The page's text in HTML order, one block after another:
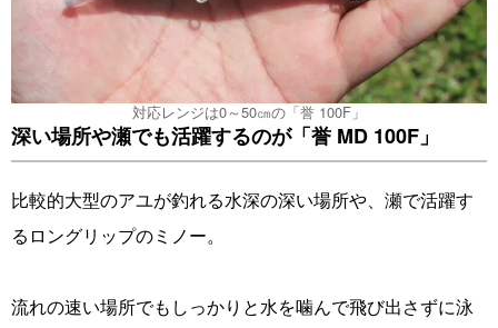
対応レンジは0～50㎝の「誉 100F」
深い場所や瀬でも活躍するのが「誉 MD 100F」
比較的大型のアユが釣れる水深の深い場所や、瀬で活躍す
るロングリップのミノー。
流れの速い場所でもしっかりと水を噛んで飛び出さずに泳